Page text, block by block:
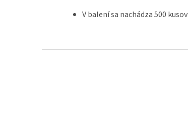
V balení sa nachádza 500 kusov